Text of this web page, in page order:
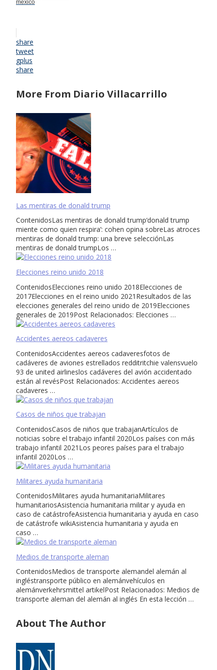
mexico
share
tweet
gplus
share
More From Diario Villacarrillo
Las mentiras de donald trump
ContenidosLas mentiras de donald trump‘donald trump
miente como quien respira’: cohen opina sobreLas atroces
mentiras de donald trump: una breve selecciónLas
mentiras de donald trumpLos …
Elecciones reino unido 2018
ContenidosElecciones reino unido 2018Elecciones de
2017Elecciones en el reino unido 2021Resultados de las
elecciones generales del reino unido de 2019Elecciones
generales de 2019Post Relacionados: Elecciones …
Accidentes aereos cadaveres
ContenidosAccidentes aereos cadaveresfotos de
cadáveres de aviones estrellados redditritchie valensvuelo
93 de united airlineslos cadáveres del avión accidentado
están al revésPost Relacionados: Accidentes aereos
cadaveres …
Casos de niños que trabajan
ContenidosCasos de niños que trabajanArtículos de
noticias sobre el trabajo infantil 2020Los países con más
trabajo infantil 2021Los peores países para el trabajo
infantil 2020Los …
Militares ayuda humanitaria
ContenidosMilitares ayuda humanitariaMilitares
humanitariosAsistencia humanitaria militar y ayuda en
caso de catástrofeAsistencia humanitaria y ayuda en caso
de catástrofe wikiAsistencia humanitaria y ayuda en
caso …
Medios de transporte aleman
ContenidosMedios de transporte alemandel alemán al
ingléstransporte público en alemánvehículos en
alemánverkehrsmittel artikelPost Relacionados: Medios de
transporte aleman del alemán al inglés En esta lección …
About The Author